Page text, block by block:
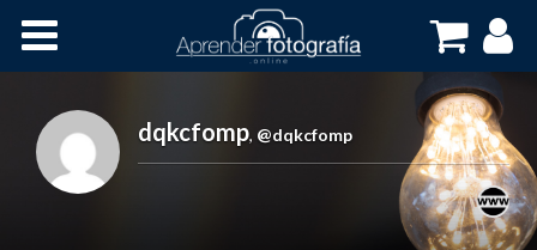
Cursos OnLine
dqkcfomp, @dqkcfomp